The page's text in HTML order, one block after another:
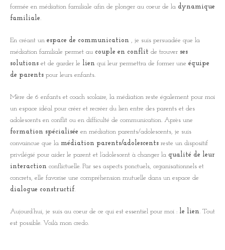
formée en médiation familiale afin de plonger au coeur de la dynamique
familiale.
En créant un espace de communication , je suis persuadée que la
médiation familiale permet au couple en conflit de trouver ses
solutions et de garder le lien qui leur permettra de former une équipe
de parents pour leurs enfants.
Mère de 6 enfants et coach scolaire, la médiation reste également pour moi
un espace idéal pour créer et recréer du lien entre des parents et des
adolescents en conflit ou en difficulté de communication. Après une
formation spécialisée en médiation parents/adolescents, je suis
convaincue que la médiation parents/adolescents reste un dispositif
privilégié pour aider le parent et l’adolescent à changer la qualité de leur
interaction conflictuelle. Par ses aspects ponctuels, organisationnels et
concrets, elle favorise une compréhension mutuelle dans un espace de
dialogue constructif.
Aujourd’hui, je suis au coeur de ce qui est essentiel pour moi : le lien. Tout
est possible. Voilà mon credo.